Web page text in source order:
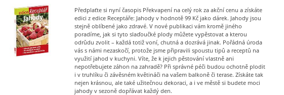
Předplaťte si nyní časopis Překvapení na celý rok za akční cenu a získáte
edici z edice Receptáře: Jahody v hodnotě 99 Kč jako dárek. Jahody jsou
stejně oblíbené jako zdravé. V nové publikaci vám kromě jiného
poradíme, jak si tyto slaďoučké plody můžete vypěstovat a kterou
odrůdu zvolit – každá totiž voní, chutná a dozrává jinak. Pořádná úroda
vás s námi nezaskočí, protože jsme připravili spoustu tipů a receptů na
využití jahod v kuchyni. Víte, že k jejich pěstování vlastně ani
nepotřebujete záhon na zahradě? Při správné péči budou ochotně plodit
i v truhlíku či závěsném květináči na vašem balkoně či terase. Získáte tak
nejen krásnou, ale také užitečnou dekoraci, a i ve městě si budete moci
jahody v sezoně dopřávat každý den.